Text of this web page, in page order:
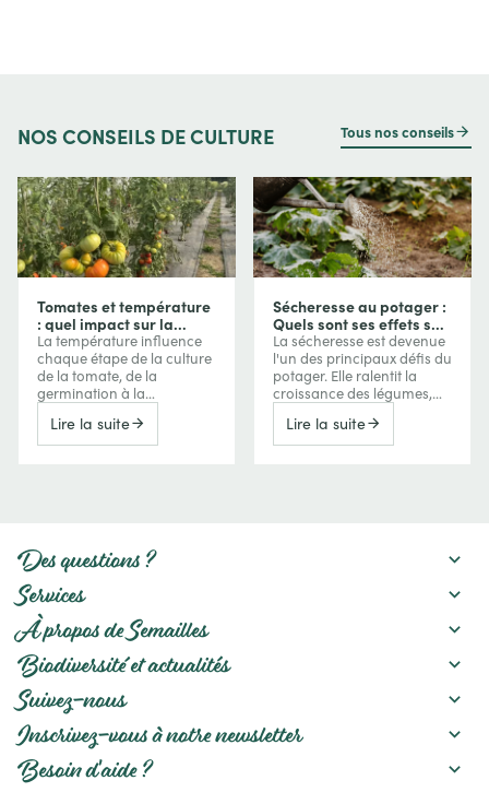
NOS CONSEILS DE CULTURE Tous nos conseils
Tomates et température
: quel impact sur la
croissance, la floraison
et les fruits ?
La température influence
chaque étape de la culture
de la tomate, de la
germination à la
de froid ralentit la
croissance, tandis que les
permet de mieux
interpréter les réactions de
vos plants et d’adapter
votre conduite au fil de la
saison.
Lire la suite
Sécheresse au potager :
Quels sont ses effets sur
vos cultures et comment
les protéger ?
La sécheresse est devenue
l'un des principaux défis du
potager. Elle ralentit la
croissance des légumes,
parfois l'amertume ou la
montée en graines, mais
Lire la suite
Des questions ?
Services
À propos de Semailles
Biodiversité et actualités
Suivez-nous
Inscrivez-vous à notre newsletter
Besoin d'aide ?